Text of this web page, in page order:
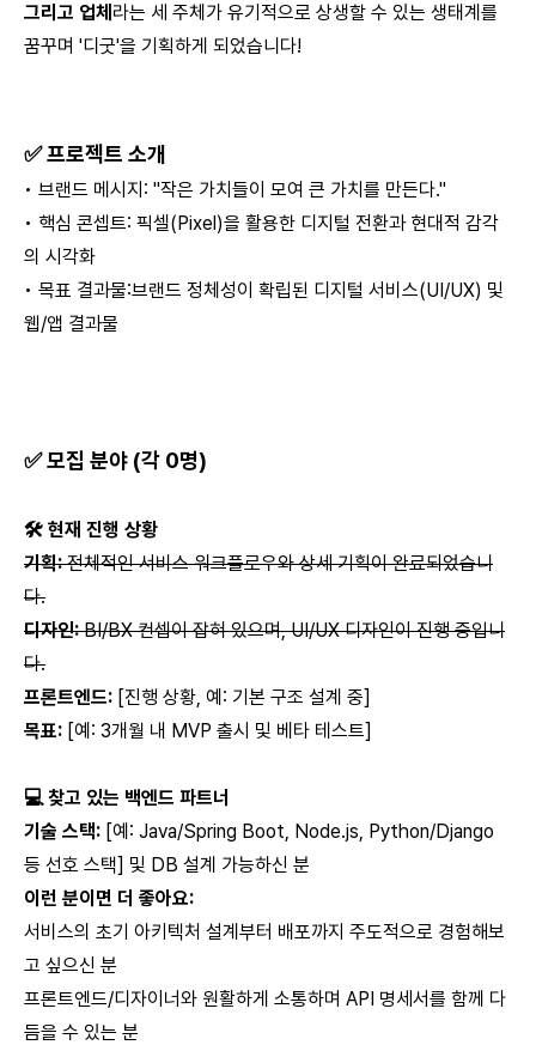
그리고 업체 라는 세 주체가 유기적으로 상생할 수 있는 생태계를
꿈꾸며 '디굿'을 기획하게 되었습니다!
✅ 프로젝트 소개
• 브랜드 메시지: "작은 가치들이 모여 큰 가치를 만든다."
• 핵심 콘셉트: 픽셀(Pixel)을 활용한 디지털 전환과 현대적 감각
의 시각화
• 목표 결과물:브랜드 정체성이 확립된 디지털 서비스(UI/UX) 및
웹/앱 결과물
✅ 모집 분야 (각 0명)
🛠 현재 진행 상황
기획:전체적인 서비스 워크플로우와 상세 기획이 완료되었습니
다.
디자인:BI/BX 컨셉이 잡혀 있으며, UI/UX 디자인이 진행 중입니
다.
프론트엔드: [진행 상황, 예: 기본 구조 설계 중]
목표: [예: 3개월 내 MVP 출시 및 베타 테스트]
💻 찾고 있는 백엔드 파트너
기술 스택: [예: Java/Spring Boot, Node.js, Python/Django
등 선호 스택] 및 DB 설계 가능하신 분
이런 분이면 더 좋아요:
서비스의 초기 아키텍처 설계부터 배포까지 주도적으로 경험해보
고 싶으신 분
프론트엔드/디자이너와 원활하게 소통하며 API 명세서를 함께 다
듬을 수 있는 분